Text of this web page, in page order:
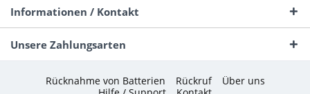
Informationen / Kontakt
Unsere Zahlungsarten
Rücknahme von Batterien Rückruf
Über uns